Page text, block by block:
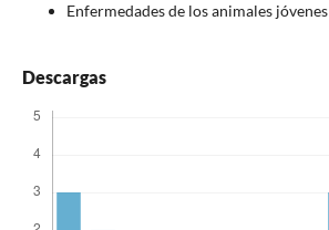
Enfermedades de los animales jóvenes
Descargas